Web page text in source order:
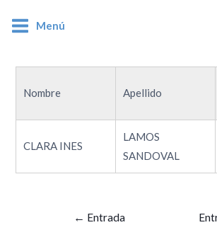
Menú
Nombre Apellido
CLARA INES
LAMOS
SANDOVAL
← Entrada